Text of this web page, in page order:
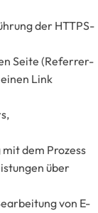
der HTTPS-
Seite (Referrer-
Link
dem Prozess
über
von E-